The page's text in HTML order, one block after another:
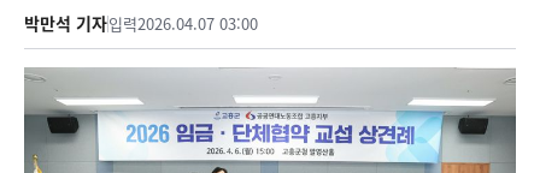
박만석 기자입력2026.04.07 03:00